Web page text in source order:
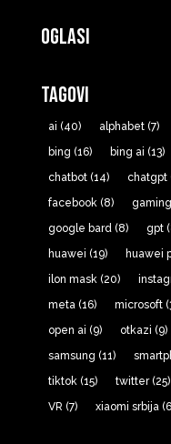
Oglasi
Tagovi
ai (40) alphabet(7)
bing (16) bing ai (13)
chatbot(14) chatgpt
facebook(8) gaming
google bard(8) gpt
huawei (19) huawei
ilon mask(20)
meta(16) microsoft
open ai (9) otkazi (9)
samsung (11)
tiktok(15) twitter(25)
VR (7) xiaomi srbija